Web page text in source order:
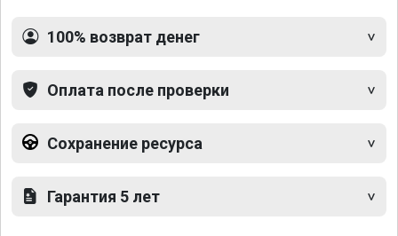
100% возврат денег
Оплата после проверки
Сохранение ресурса
Гарантия 5 лет